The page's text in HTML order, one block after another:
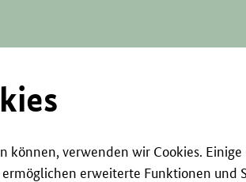
können, verwenden wir Cookies.
erweiterte Funktionen und